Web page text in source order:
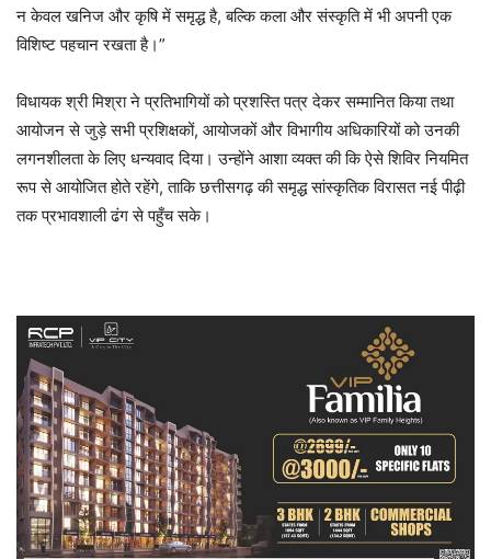
न केवल खनिज और कृषि में समृद्ध है, बल्कि कला और संस्कृति में भी अपनी एक
विशिष्ट पहचान रखता है।”
विधायक श्री मिश्रा ने प्रतिभागियों को प्रशस्ति पत्र देकर सम्मानित किया तथा
आयोजन से जुड़े सभी प्रशिक्षकों, आयोजकों और विभागीय अधिकारियों को उनकी
लगनशीलता के लिए धन्यवाद दिया। उन्होंने आशा व्यक्त की कि ऐसे शिविर नियमित
रूप से आयोजित होते रहेंगे, ताकि छत्तीसगढ़ की समृद्ध सांस्कृतिक विरासत नई पीढ़ी
तक प्रभावशाली ढंग से पहुँच सके।